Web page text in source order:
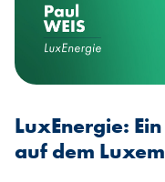
LuxEnergie:
auf dem